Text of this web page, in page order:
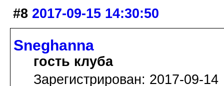
#8 2017-09-15 14:30:50
Sneghanna
гость клуба
Зарегистрирован: 2017-09-14